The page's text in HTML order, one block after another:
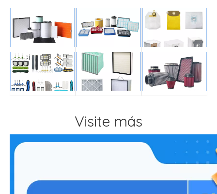
Visite más